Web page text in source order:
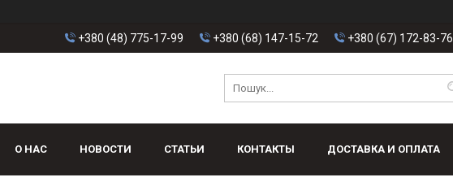
+380 (48) 775-17-99 +380 (68) 147-15-72 +380 (67) 172-83-76
О НАС НОВОСТИ СТАТЬИ КОНТАКТЫ ДОСТАВКА И ОПЛАТА